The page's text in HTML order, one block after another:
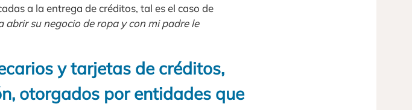
a la entrega de créditos, tal es el caso de
su negocio de ropa y con mi padre le
y tarjetas de créditos,
otorgados por entidades que